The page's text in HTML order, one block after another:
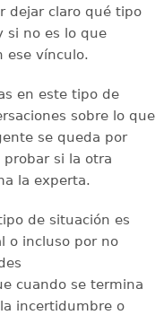
dejar claro qué tipo
si no es lo que
ese vínculo.
en este tipo de
sobre lo que
se queda por
si la otra
la experta.
de situación es
o incluso por no
cuando se termina
incertidumbre o